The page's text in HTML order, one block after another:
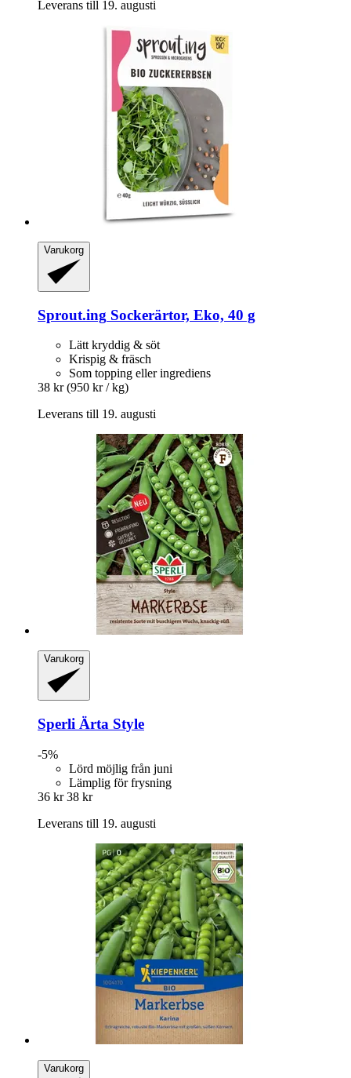
Leverans till 19. augusti
Varukorg
Sprout.ing Sockerärtor, Eko, 40 g
Lätt kryddig & söt
Krispig & fräsch
Som topping eller ingrediens
38 kr (950 kr / kg)
Leverans till 19. augusti
Varukorg
Sperli Ärta Style
-5%
Lörd möjlig från juni
Lämplig för frysning
36 kr 38 kr
Leverans till 19. augusti
Varukorg